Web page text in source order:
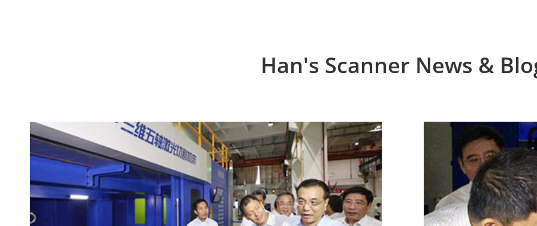
Han's Scanner News &